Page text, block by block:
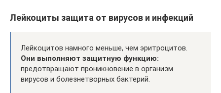
Лейкоциты защита от вирусов и инфекций
Лейкоцитов намного меньше, чем эритроцитов.
Они выполняют защитную функцию:
предотвращают проникновение в организм
вирусов и болезнетворных бактерий.